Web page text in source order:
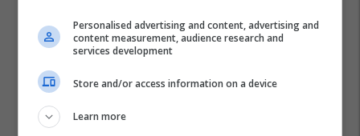
Personalised advertising and content, advertising and
content measurement, audience research and
services development
Store and/or access information on a device
Learn more